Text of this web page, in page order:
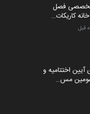
تخصصی فصل
قبل
اختتامیه و
مس…